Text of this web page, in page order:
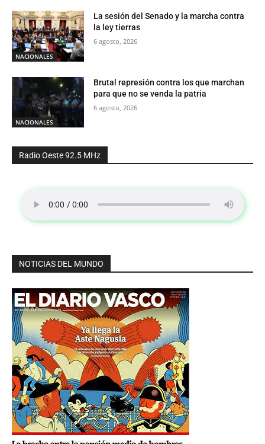
NACIONALES
La sesión del Senado y la marcha contra
la ley tierras
6 agosto, 2026
NACIONALES
Brutal represión contra los que marchan
para que no se venda la patria
6 agosto, 2026
Radio Oeste 92.5 MHz
NOTICIAS DEL MUNDO